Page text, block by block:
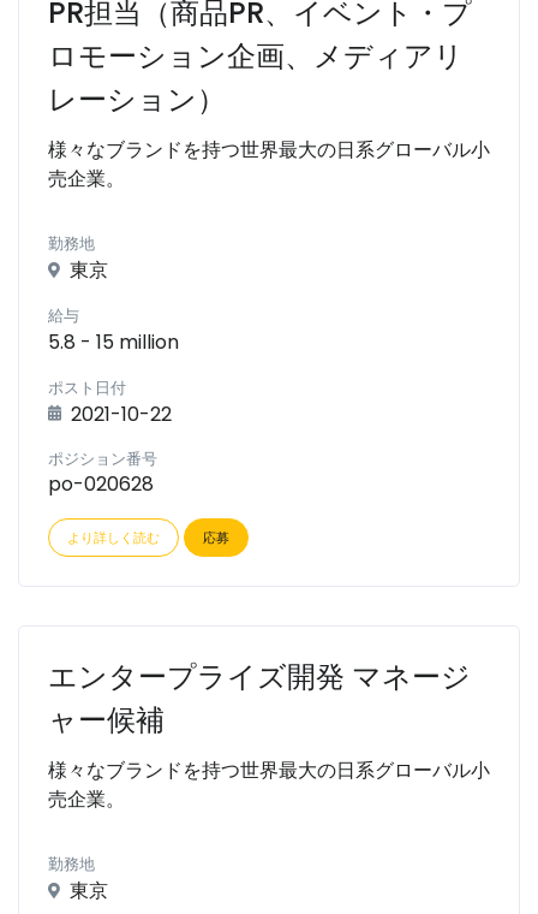
PR担当（商品PR、イベント・プ
ロモーション企画、メディアリ
レーション）
様々なブランドを持つ世界最大の日系グローバル小
売企業。
勤務地
東京
給与
5.8 - 15 million
ポスト日付
2021-10-22
ポジション番号
po-020628
より詳しく読む 応募
エンタープライズ開発 マネージ
ャー候補
様々なブランドを持つ世界最大の日系グローバル小
売企業。
勤務地
東京